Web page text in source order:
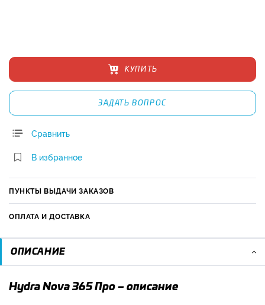
КУПИТЬ
ЗАДАТЬ ВОПРОС
Сравнить
В избранное
ПУНКТЫ ВЫДАЧИ ЗАКАЗОВ
ОПЛАТА И ДОСТАВКА
ОПИСАНИЕ
Hydra Nova 365 Про – описание